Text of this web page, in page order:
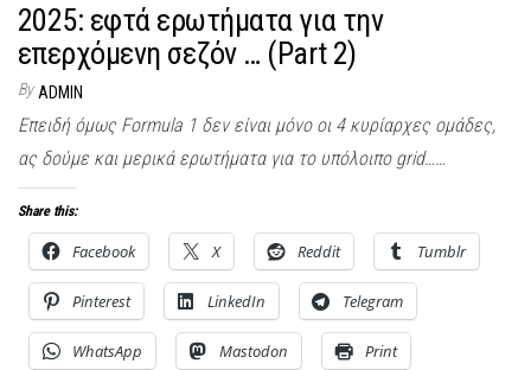
2025: εφτά ερωτήματα για την
επερχόμενη σεζόν … (Part 2)
By ADMIN
Επειδή όμως Formula 1 δεν είναι μόνο οι 4 κυρίαρχες ομάδες,
ας δούμε και μερικά ερωτήματα για το υπόλοιπο grid……
Share this:
Facebook X Reddit Tumblr
Pinterest LinkedIn Telegram
WhatsApp Mastodon Print